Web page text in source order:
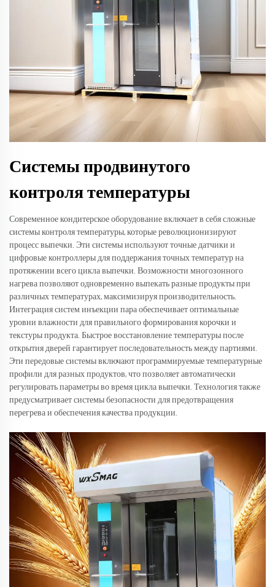
Системы продвинутого
контроля температуры
Современное кондитерское оборудование включает в себя сложные
системы контроля температуры, которые революционизируют
процесс выпечки. Эти системы используют точные датчики и
цифровые контроллеры для поддержания точных температур на
протяжении всего цикла выпечки. Возможности многозонного
нагрева позволяют одновременно выпекать разные продукты при
различных температурах, максимизируя производительность.
Интеграция систем инъекции пара обеспечивает оптимальные
уровни влажности для правильного формирования корочки и
текстуры продукта. Быстрое восстановление температуры после
открытия дверей гарантирует последовательность между партиями.
Эти передовые системы включают программируемые температурные
профили для разных продуктов, что позволяет автоматически
регулировать параметры во время цикла выпечки. Технология также
предусматривает системы безопасности для предотвращения
перегрева и обеспечения качества продукции.